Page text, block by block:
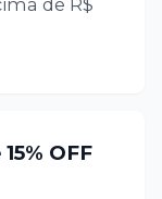
de R$
OFF